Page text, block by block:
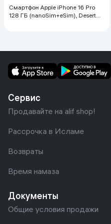
Смартфон Apple iPhone 16 Pro
128 ГБ (nanoSim+eSim), Desert
Сервис
Продавайте на alif shop!
Рассрочка в Исламе
Возвраты
Время намаза
Документы
Общие условия продажи